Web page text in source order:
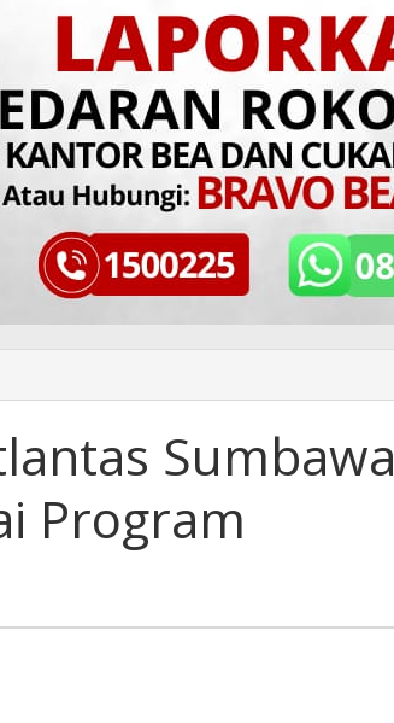
Sumbawa
Program